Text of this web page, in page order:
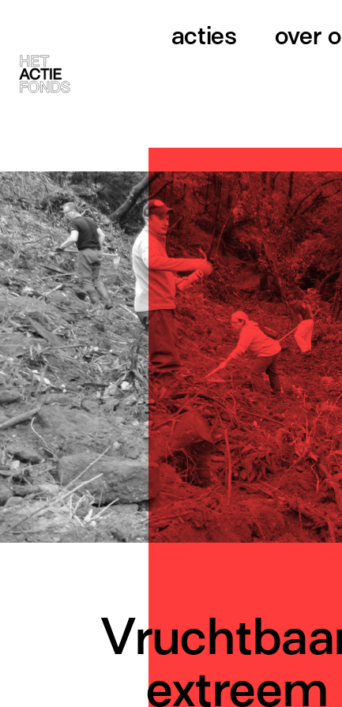
acties over
extreem